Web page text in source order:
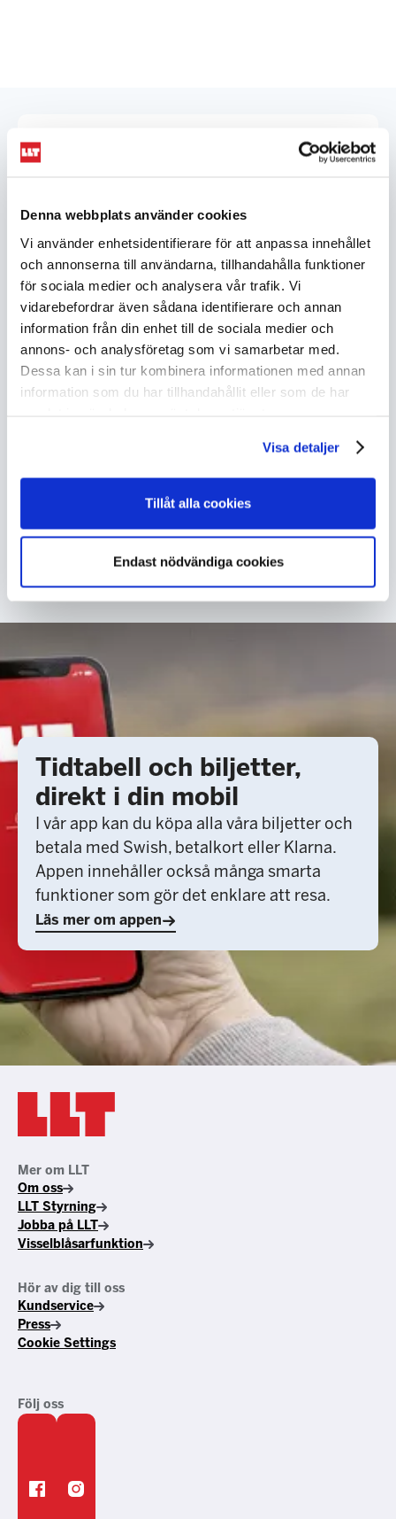
Denna webbplats använder cookies
Vi använder enhetsidentifierare för att anpassa innehållet
och annonserna till användarna, tillhandahålla funktioner
för sociala medier och analysera vår trafik. Vi
vidarebefordrar även sådana identifierare och annan
information från din enhet till de sociala medier och
annons- och analysföretag som vi samarbetar med.
Dessa kan i sin tur kombinera informationen med annan
information som du har tillhandahållit eller som de har
Visa detaljer
Tillåt alla cookies
Endast nödvändiga cookies
Kontakta oss
Skriv till oss
Besök LLT Info,se karta
TILL KUNDSERVICE
VISA STÖRRE KARTA
Tidtabell och biljetter,
direkt i din mobil
I vår app kan du köpa alla våra biljetter och
betala med Swish, betalkort eller Klarna.
Appen innehåller också många smarta
funktioner som gör det enklare att resa.
Läs mer om appen
Mer om LLT
Om oss
LLT Styrning
Jobba på LLT
Visselblåsarfunktion
Hör av dig till oss
Kundservice
Press
Cookie Settings
Följ oss